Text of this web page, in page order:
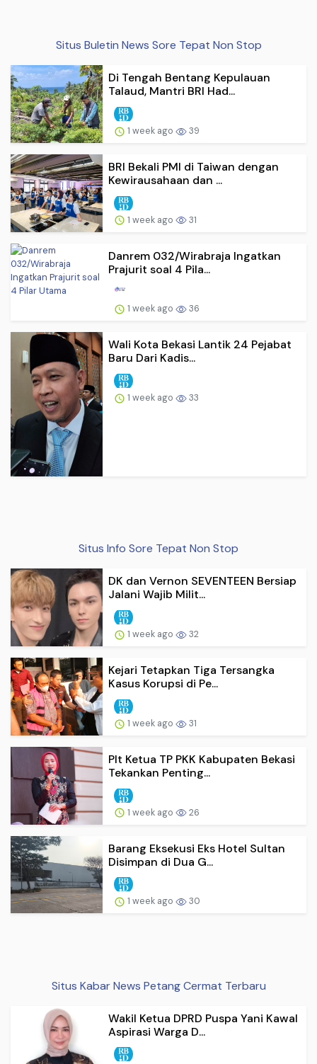
Situs Buletin News Sore Tepat Non Stop
Di Tengah Bentang Kepulauan
Talaud, Mantri BRI Had...
1 week ago 39
BRI Bekali PMI di Taiwan dengan
Kewirausahaan dan ...
1 week ago 31
Danrem 032/Wirabraja Ingatkan
Prajurit soal 4 Pila...
1 week ago 36
Wali Kota Bekasi Lantik 24 Pejabat
Baru Dari Kadis...
1 week ago 33
Situs Info Sore Tepat Non Stop
DK dan Vernon SEVENTEEN Bersiap
Jalani Wajib Milit...
1 week ago 32
Kejari Tetapkan Tiga Tersangka
Kasus Korupsi di Pe...
1 week ago 31
Plt Ketua TP PKK Kabupaten Bekasi
Tekankan Penting...
1 week ago 26
Barang Eksekusi Eks Hotel Sultan
Disimpan di Dua G...
1 week ago 30
Situs Kabar News Petang Cermat Terbaru
Wakil Ketua DPRD Puspa Yani Kawal
Aspirasi Warga D...